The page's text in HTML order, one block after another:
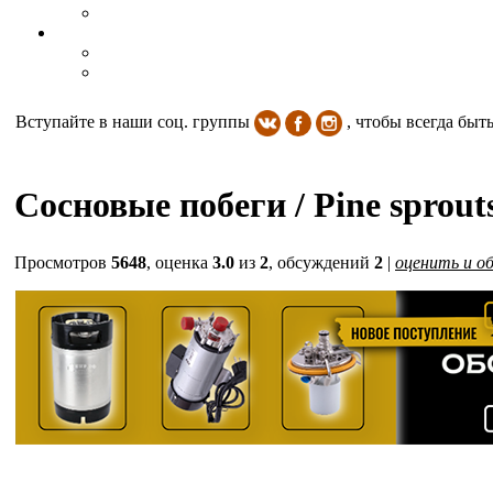
Вступайте в наши соц. группы , чтобы всегда
Сосновые побеги / Pine
Просмотров 5648, оценка 3.0 из 2, обсуждений 2 | оценить и